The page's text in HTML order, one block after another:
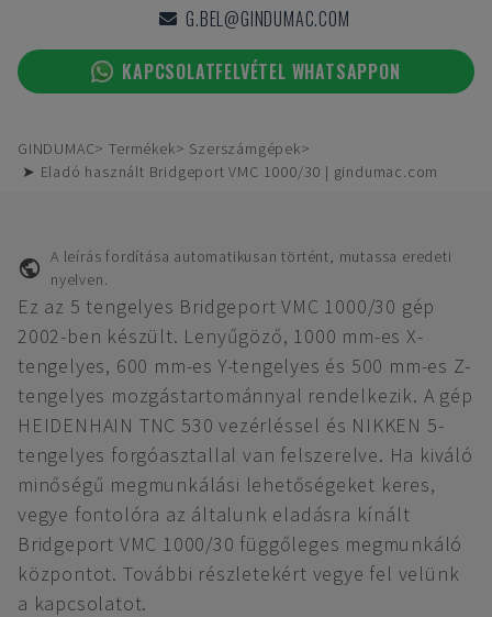
G.BEL@GINDUMAC.COM
KAPCSOLATFELVÉTEL WHATSAPPON
GINDUMAC Termékek
Szerszámgépek
➤ Eladó használt Bridgeport VMC 1000/30 | gindumac.com
A leírás fordítása automatikusan történt, mutassa eredeti
nyelven.
Ez az 5 tengelyes Bridgeport VMC 1000/30 gép
2002-ben készült. Lenyűgöző, 1000 mm-es X-
tengelyes, 600 mm-es Y-tengelyes és 500 mm-es Z-
tengelyes mozgástartománnyal rendelkezik. A gép
HEIDENHAIN TNC 530 vezérléssel és NIKKEN 5-
tengelyes forgóasztallal van felszerelve. Ha kiváló
minőségű megmunkálási lehetőségeket keres,
vegye fontolóra az általunk eladásra kínált
Bridgeport VMC 1000/30 függőleges megmunkáló
központot. További részletekért vegye fel velünk
a kapcsolatot.